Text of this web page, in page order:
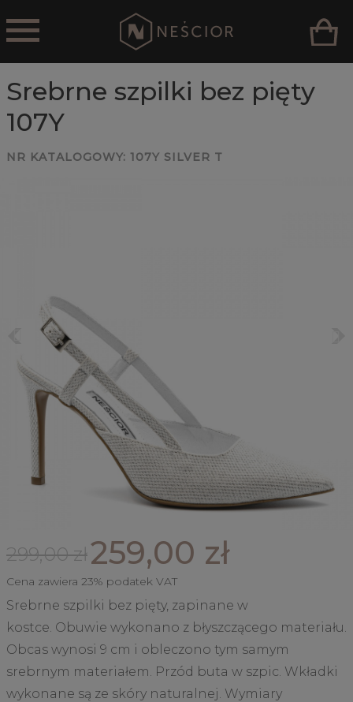
Srebrne szpilki bez pięty
107Y
NR KATALOGOWY: 107Y SILVER T
299,00 zł259,00 zł
Cena zawiera 23% podatek VAT
Srebrne szpilki bez pięty, zapinane w
kostce. Obuwie wykonano z błyszczącego materiału.
Obcas wynosi 9 cm i obleczono tym samym
srebrnym materiałem. Przód buta w szpic. Wkładki
wykonane są ze skóry naturalnej. Wymiary